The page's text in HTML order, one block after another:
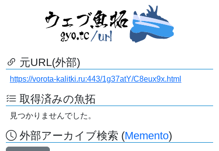
元URL(外部)
https://vorota-kalitki.ru:443/1g37atY/C8eux9x.html
取得済みの魚拓
見つかりませんでした。
外部アーカイブ検索 (Memento)